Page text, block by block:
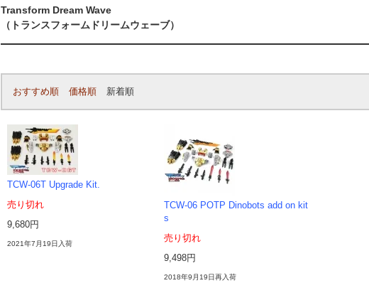
Transform Dream Wave
（トランスフォームドリームウェーブ）
おすすめ順 価格順 新着順
TCW-06T Upgrade Kit.
売り切れ
9,680円
2021年7月19日入荷
TCW-06 POTP Dinobots add on kit
s
売り切れ
9,498円
2018年9月19日再入荷